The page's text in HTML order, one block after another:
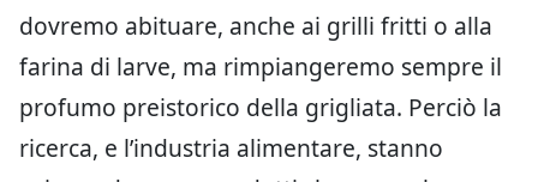
dovremo abituare, anche ai grilli fritti o alla
farina di larve, ma rimpiangeremo sempre il
profumo preistorico della grigliata. Perciò la
ricerca, e l’industria alimentare, stanno